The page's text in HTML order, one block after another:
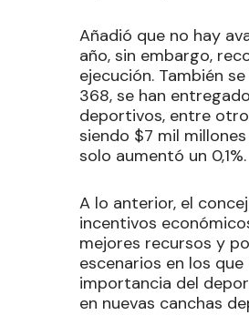
Añadió que no hay
año, sin embargo,
ejecución. También
368, se han
deportivos, entre
siendo $7 mil
solo aumentó un 0,1%.
A lo anterior, el
incentivos
mejores recursos y
escenarios en los
importancia del
en nuevas canchas